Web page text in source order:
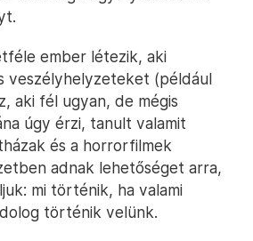
ember létezik, aki
veszélyhelyzeteket (például
aki fél ugyan, de mégis
úgy érzi, tanult valamit
és a horrorfilmek
adnak lehetőséget arra,
mi történik, ha valami
történik velünk.